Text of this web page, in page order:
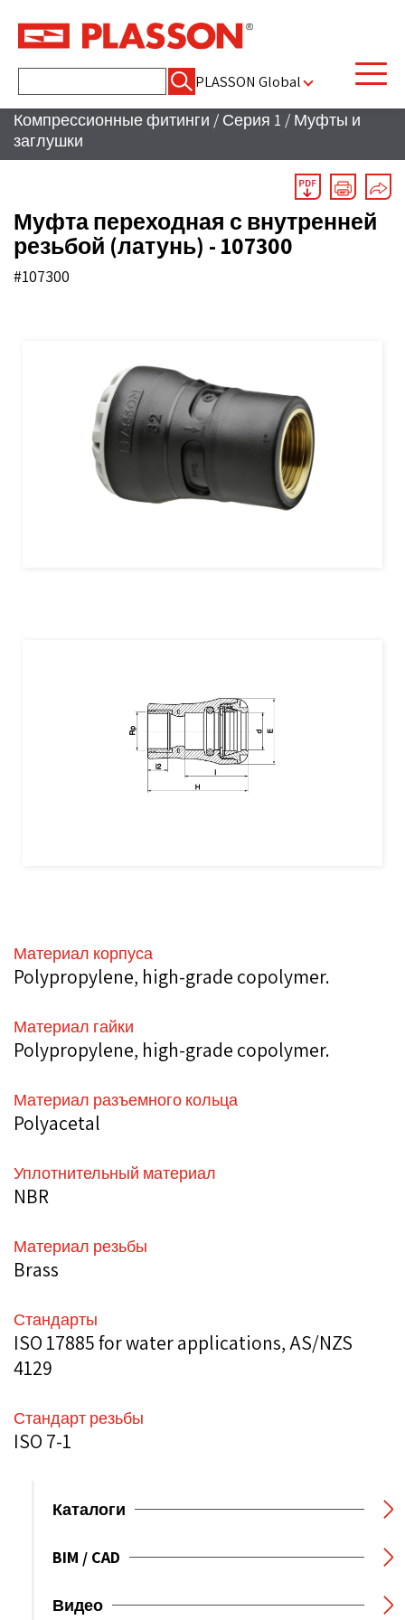
PLASSON Global
Компрессионные фитинги / Серия 1 / Муфты и
заглушки
Муфта переходная с внутренней
резьбой (латунь) - 107300
#107300
Материал корпуса
Polypropylene, high-grade copolymer.
Материал гайки
Polypropylene, high-grade copolymer.
Материал разъемного кольца
Polyacetal
Уплотнительный материал
NBR
Материал резьбы
Brass
Стандарты
ISO 17885 for water applications, AS/NZS
4129
Стандарт резьбы
ISO 7-1
Каталоги
BIM / CAD
Видео